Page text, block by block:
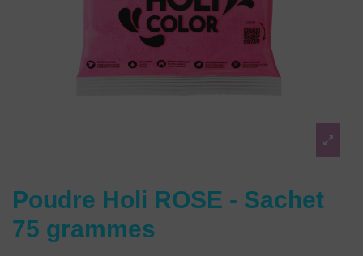
Poudre Holi ROSE - Sachet
75 grammes